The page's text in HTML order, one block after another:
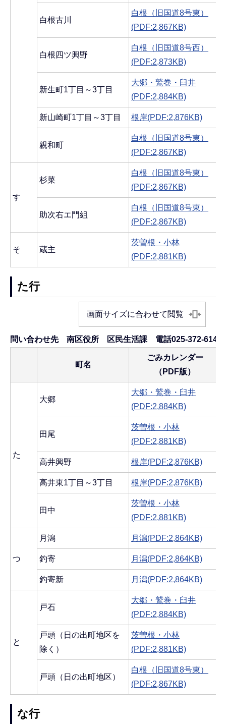
白根古川
白根（旧国道8号東）
(PDF:2,867KB)
白根四ツ興野
白根（旧国道8号西）
(PDF:2,873KB)
新生町1丁目～3丁目
大郷・鷲巻・臼井
(PDF:2,884KB)
新山崎町1丁目～3丁目 根岸(PDF:2,876KB)
親和町
白根（旧国道8号東）
(PDF:2,867KB)
す
杉菜
白根（旧国道8号東）
(PDF:2,867KB)
助次右エ門組
白根（旧国道8号東）
(PDF:2,867KB)
そ 蔵主
茨曽根・小林
(PDF:2,881KB)
た行
画面サイズに合わせて閲覧
問い合わせ先 南区役所 区民生活課 電話025-372-6145
町名
ごみカレンダー
（PDF版）
た
大郷
大郷・鷲巻・臼井
(PDF:2,884KB)
田尾
茨曽根・小林
(PDF:2,881KB)
高井興野 根岸(PDF:2,876KB)
高井東1丁目～3丁目 根岸(PDF:2,876KB)
田中
茨曽根・小林
(PDF:2,881KB)
つ
月潟 月潟(PDF:2,864KB)
釣寄 月潟(PDF:2,864KB)
釣寄新 月潟(PDF:2,864KB)
と
戸石
大郷・鷲巻・臼井
(PDF:2,884KB)
戸頭（日の出町地区を
除く）
茨曽根・小林
(PDF:2,881KB)
戸頭（日の出町地区）
白根（旧国道8号東）
(PDF:2,867KB)
な行